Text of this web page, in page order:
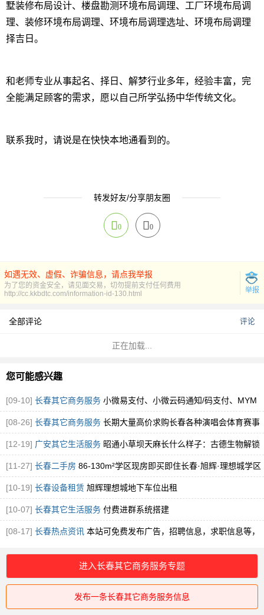
墅装修布局设计、楼盘勘测环境布局调理、工厂环境布局调
理、装修环境布局调理、环境布局调理选址、环境布局调理
择吉日。
和老师专业从事起名、择日、解梦行业多年，经验丰富，完
全能满足顾客的需求，愿以自己所学弘扬中华传统文化。
联系我时，请说是在快快本地通看到的。
转发好友/分享朋友圈
0 0
如遇无效、虚假、诈骗信息，请点我举报
为了您的资金安全，请见面交易，切勿提前支付任何费用
举报
http://cc.kkbdtc.com/information-id-130.html
全部评论 评论
正在加载...
您可能感兴趣
[09-10] 长春其它商务服务 小微易支付、小微云码通知/码支付、MYM
码通知/码支付的区别
[08-26] 长春其它商务服务 长期大量高价求购长春各种演唱会体育赛事
展会门票
[12-19] 广安其它生活服务 昭通小草坝天麻长什么样子：古德生物解锁
道地天麻的形态密码[图]
[11-27] 长春二手房 86-130m²学区现房即买即住长春·旭辉·理想城学区
房[图]
[10-19] 长春设备租赁 旭辉理想城地下车位出租
[10-07] 长春其它生活服务 付费进群系统搭建
[08-17] 长春热点资讯 本站可免费发布广告，招聘信息，求职信息等，
但是严谨发布违法违规信息
进入长春其它商务服务专题
发布一条长春其它商务服务信息